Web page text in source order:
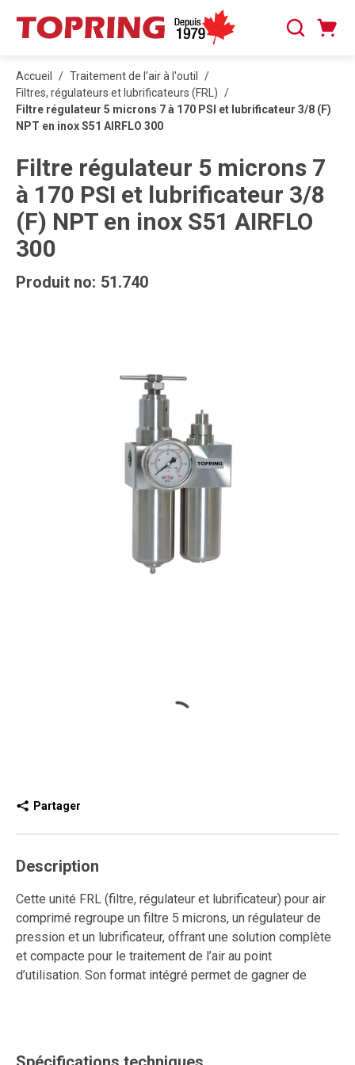
PASSER AU CONTENU PRINCIPAL
Recherche
Accueil / Traitement de l'air à l'outil
/
Filtres, régulateurs et lubrificateurs (FRL) /
Filtre régulateur 5 microns 7 à 170 PSI et lubrificateur 3/8 (F)
NPT en inox S51 AIRFLO 300
Filtre régulateur 5 microns 7
à 170 PSI et lubrificateur 3/8
(F) NPT en inox S51 AIRFLO
300
Produit no: 51.740
Partager
Description
Cette unité FRL (filtre, régulateur et lubrificateur) pour air
comprimé regroupe un filtre 5 microns, un régulateur de
pression et un lubrificateur, offrant une solution complète
et compacte pour le traitement de l’air au point
d’utilisation. Son format intégré permet de gagner de